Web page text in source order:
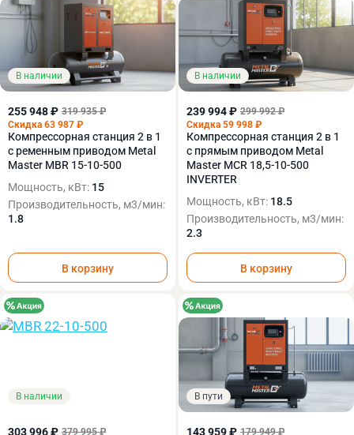
В наличии
255 948 ₽ 319 935 ₽
Скидка 63 987 ₽
Компрессорная станция 2 в 1
с ременным приводом Metal
Master MBR 15-10-500
Мощность, кВт: 15
Производительность, м3/мин:
1.8
В корзину
В наличии
239 994 ₽ 299 992 ₽
Скидка 59 998 ₽
Компрессорная станция 2 в 1
с прямым приводом Metal
Master MCR 18,5-10-500
INVERTER
Мощность, кВт: 18.5
Производительность, м3/мин:
2.3
В корзину
В наличии
303 996 ₽ 379 995 ₽
В пути
143 959 ₽ 179 949 ₽